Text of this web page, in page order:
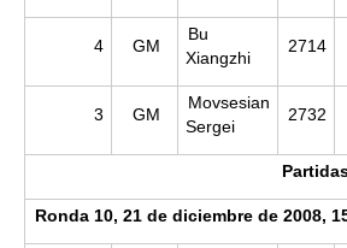
4 GM
Bu
Xiangzhi
2714
3 GM
Movsesian
Sergei
2732
Ronda 10, 21 de diciembre de 2008,